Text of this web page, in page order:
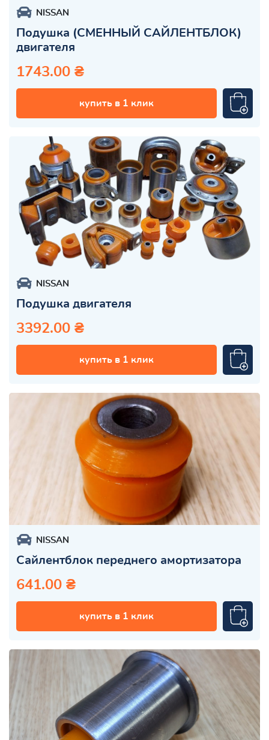
NISSAN
Подушка (СМЕННЫЙ САЙЛЕНТБЛОК)
двигателя
1743.00 ₴
купить в 1 клик
NISSAN
Подушка двигателя
3392.00 ₴
купить в 1 клик
NISSAN
Сайлентблок переднего амортизатора
641.00 ₴
купить в 1 клик